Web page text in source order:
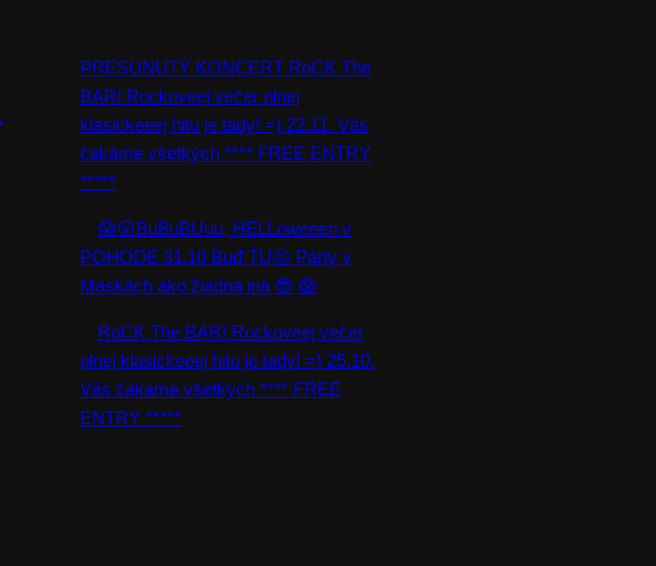
PRESUNUTÝ KONCERT RoCK The
BAR! Rockoveej večer plnej
klasickeeej hitu je tady! =) 22.11. Vás
čakáme všetkých **** FREE ENTRY
*****
😱😲BuBuBUuu, HELLoweeen v
POHODE 31.10 Buď TU😜 Párty v
Maskách ako žiadna iná 😎 😱
RoCK The BAR! Rockoveej večer
plnej klasickeeej hitu je tady! =) 25.10.
Vás čakáme všetkých **** FREE
ENTRY *****